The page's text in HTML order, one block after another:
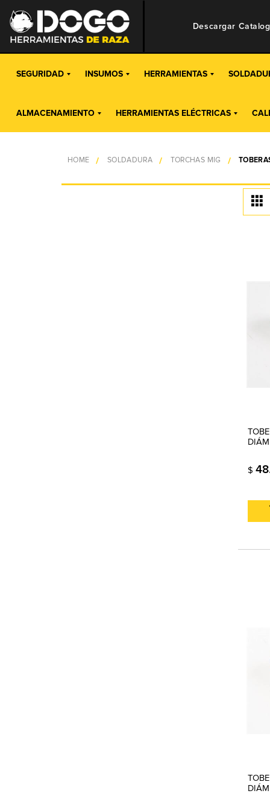
Descargar
SEGURIDAD INSUMOS HERRAMIENTAS
ALMACENAMIENTO HERRAMIENTAS ELÉCTRICAS
HOME SOLDADURA TORCHAS MIG
$